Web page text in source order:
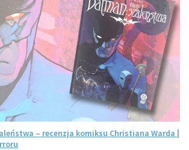
– recenzja komiksu Christiana Warda |